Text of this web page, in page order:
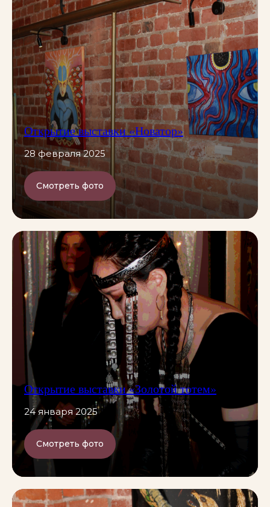
Открытие выставки «Новатор»
28 февраля 2025
Смотреть фото
Открытие выставки «Золотой тотем»
24 января 2025
Смотреть фото